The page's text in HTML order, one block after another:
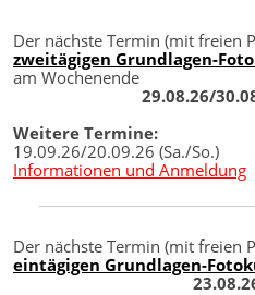
Der nächste Termin (mit freien
zweitägigen Grundlagen-
am Wochenende
29.08.26/
Weitere Termine:
19.09.26/20.09.26 (Sa./So.)
Informationen und Anmeldung
Der nächste Termin (mit freien
eintägigen Grundlagen-